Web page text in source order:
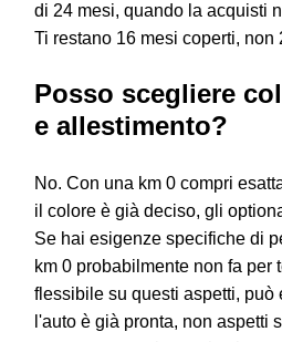
di 24 mesi, quando la acquisti
Ti restano 16 mesi coperti, non
Posso scegliere
e allestimento?
No. Con una km 0 compri
il colore è già deciso, gli
Se hai esigenze specifiche di
km 0 probabilmente non fa per
flessibile su questi aspetti, può
l'auto è già pronta, non aspetti